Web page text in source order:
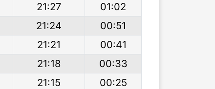
21:27
01:02
21:24
00:51
21:21
00:41
21:18
00:33
21:15
00:25